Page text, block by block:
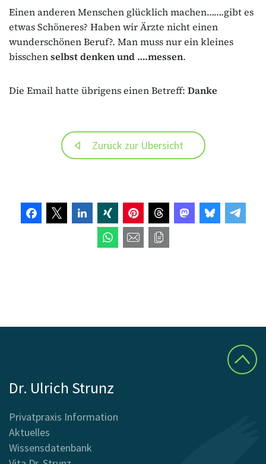
Einen anderen Menschen glücklich machen…….gibt es
etwas Schöneres? Haben wir Ärzte nicht einen
wunderschönen Beruf?. Man muss nur ein kleines
bisschenselbst denken und ….messen.
Die Email hatte übrigens einen Betreff: Danke
Zurück zur Übersicht
Dr. Ulrich Strunz
Privatpraxis Information
Aktuelles
Wissensdatenbank